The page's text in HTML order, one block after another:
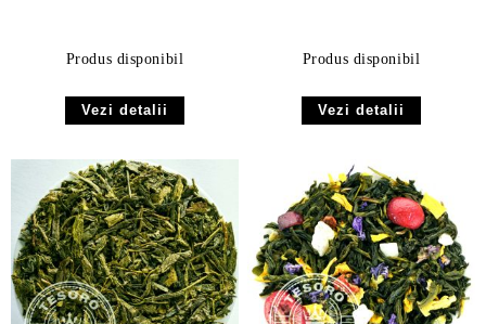
Produs disponibil
Vezi detalii
Produs disponibil
Vezi detalii